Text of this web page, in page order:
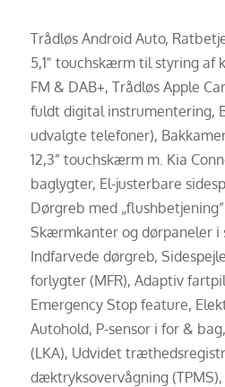
Trådløs Android Auto,
5,1" touchskærm til styring af
FM & DAB+, Trådløs Apple
fuldt digital instrumentering,
udvalgte telefoner),
12,3” touchskærm m. Kia
baglygter, El-justerbare
Dørgreb med
Skærmkanter og dørpaneler i
Indfarvede dørgreb,
forlygter (MFR), Adaptiv
Emergency Stop feature,
Autohold, P-sensor i for &
(LKA), Udvidet
dæktryksovervågning